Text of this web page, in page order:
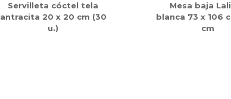
Servilleta cóctel tela
antracita 20 x 20 cm (30
u.)
Mesa baja
blanca 73 x 106
cm